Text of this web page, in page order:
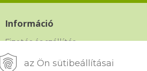
az Ön sütibeállításai
Információ
Fizetés és szállítás
Panasz, árucsere és visszáru